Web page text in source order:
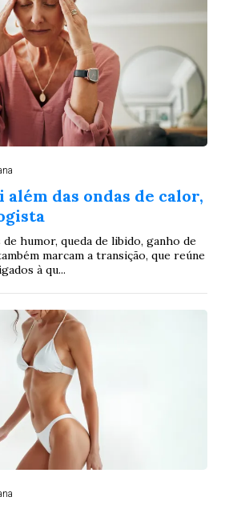
além das ondas de calor,
humor, queda de libido, ganho de
marcam a transição, que reúne
à qu...